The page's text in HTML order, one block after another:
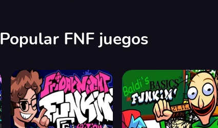
Popular FNF juegos